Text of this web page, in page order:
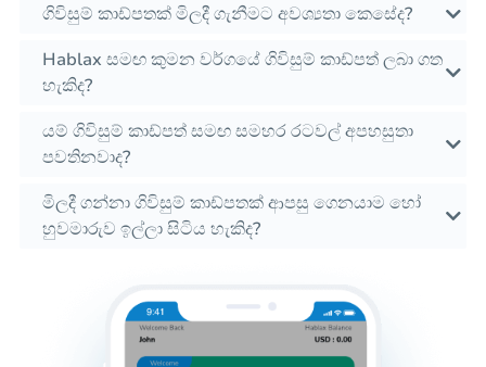
ගිවිසුම් කාඩ්පතක් මිලදී ගැනීමට අවශ්‍යතා කෙසේද?
Hablax සමඟ කුමන වර්ගයේ ගිවිසුම් කාඩ්පත් ලබා ගත
හැකිද?
යම් ගිවිසුම් කාඩ්පත් සමඟ සමහර රටවල් අපහසුතා
පවතිනවාද?
මිලදී ගන්නා ගිවිසුම් කාඩ්පතක් ආපසු ගෙනයාම හෝ
හුවමාරුව ඉල්ලා සිටිය හැකිද?